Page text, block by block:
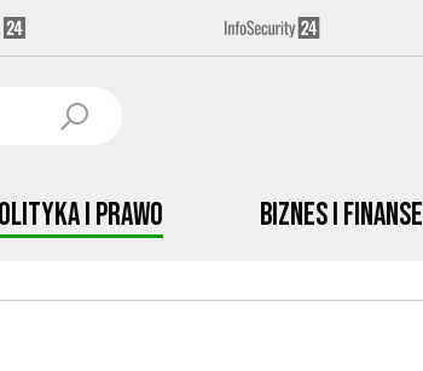
i prawo Biznes i Finanse